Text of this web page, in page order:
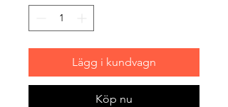
Lägg i kundvagn
Köp nu